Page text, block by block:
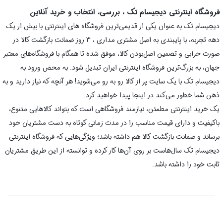
فروشگاه اینترنتی دیجیسام تک ، بررسی، انتخاب و خرید آنلاین
دیجیسام تک به عنوان یکی از قدیمی‌ترین فروشگاه های اینترنتی با بیش از یک
دهه تجربه، با پایبندی به اصل مشتری مداری ، 3 روز ضمانت بازگشت کالا در
صورت خرابی و تضمین اصل‌بودن کالا، موفق شده تا همگام با فروشگاه‌های معتبر
جهان، به بزرگ‌ترین فروشگاه اینترنتی ایران تبدیل شود. به محض ورود به
دیجیسام تک با یک سایت پر از کالا رو به رو می‌شوید! هر آنچه که نیاز دارید و به
ذهن شما خطور می‌کند در اینجا پیدا خواهید کرد.
یک خرید اینترنتی مطمئن، نیازمند فروشگاهی است که بتواند کالاهایی متنوع،
باکیفیت و دارای قیمت مناسب را در مدت زمانی کوتاه به دست مشتریان خود
برساند و ضمانت بازگشت کالا هم داشته باشد؛ ویژگی‌هایی که فروشگاه اینترنتی
دیجیسام تک سال‌هاست بر روی آن‌ها کار کرده و توانسته از این طریق مشتریان
ثابت خود را داشته باشد.